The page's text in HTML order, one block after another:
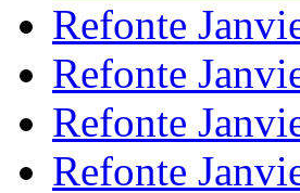
Refonte
Refonte
Refonte
Refonte